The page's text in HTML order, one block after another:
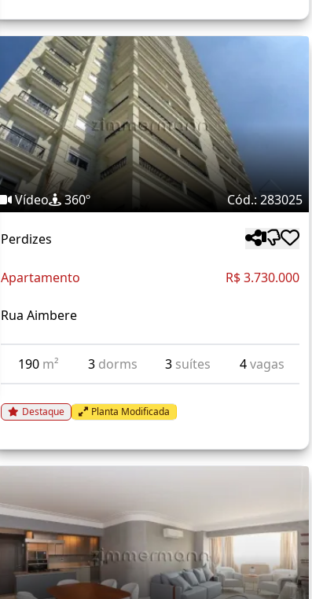
Vídeo 360º Cód.: 283025
Perdizes
Apartamento R$ 3.730.000
Rua Aimbere
190 m² 3 dorms 3 suítes 4vagas
Destaque Planta Modificada